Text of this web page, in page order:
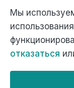
Официальный сайт
Мы
отказаться